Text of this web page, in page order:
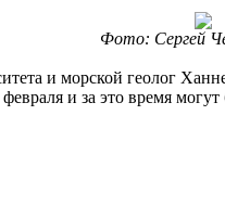
Фото: Сергей
и морской геолог
и за это время